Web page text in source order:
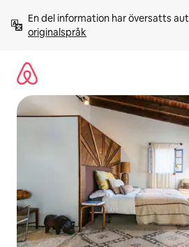
innehåll
En del information har översatts
originalspråk